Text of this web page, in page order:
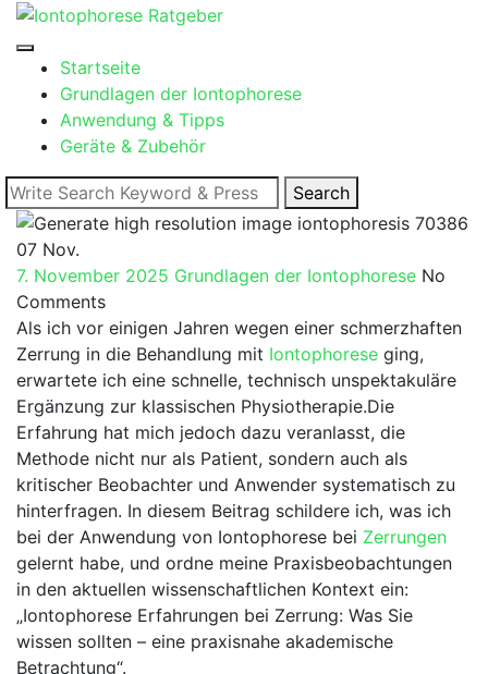
Skip
contentStartseite
Grundlagen der Iontophorese
Anwendung & Tipps
Geräte & Zubehör
Search
for:
Search
07 Nov.
7. November 2025 Grundlagen der Iontophorese No
Comments
Als ich vor ⁢einigen Jahren ‍wegen einer schmerzhaften
Zerrung in die Behandlung mit⁢ Iontophorese ging,
erwartete ich ⁤eine ⁤schnelle, technisch unspektakuläre
Ergänzung zur klassischen ⁣Physiotherapie.Die
⁤Erfahrung⁤ hat mich​ jedoch⁤ dazu veranlasst, die
Methode ​nicht nur als Patient, sondern ⁣auch⁣ als
kritischer Beobachter und Anwender systematisch ‌zu
hinterfragen. ‍In diesem Beitrag ⁤schildere ich, was ich
bei der⁣ Anwendung ⁤von ⁢Iontophorese bei‌ Zerrungen
‍gelernt⁢ habe, und‌ ordne ​meine Praxisbeobachtungen
in den ⁤aktuellen ​wissenschaftlichen Kontext ein:
„Iontophorese Erfahrungen​ bei Zerrung: Was Sie
‍wissen sollten – ‌eine ⁢praxisnahe akademische
‌Betrachtung“.